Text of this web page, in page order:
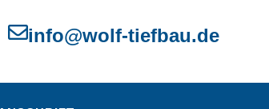
info@wolf-tiefbau.de